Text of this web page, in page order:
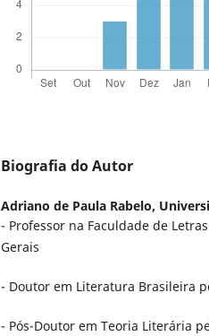
Biografia do Autor
Adriano de Paula Rabelo,
- Professor na Faculdade de
Gerais
- Doutor em Literatura Brasileira
- Pós-Doutor em Teoria Literária